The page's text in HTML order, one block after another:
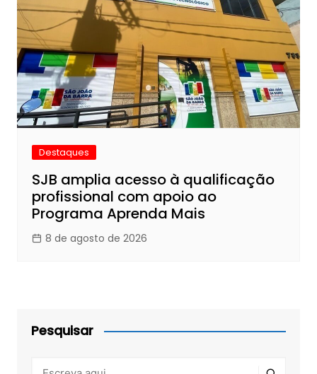
Destaques
SJB amplia acesso à qualificação
profissional com apoio ao
Programa Aprenda Mais
8 de agosto de 2026
Pesquisar